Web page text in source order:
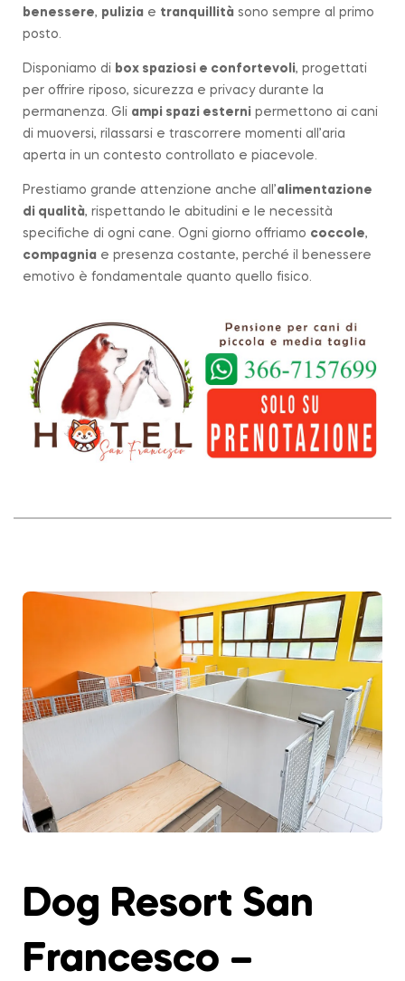
benessere, pulizia e tranquillità sono sempre al primo
posto.
Disponiamo di box spaziosi e confortevoli, progettati
per offrire riposo, sicurezza e privacy durante la
permanenza. Gli ampi spazi esterni permettono ai cani
di muoversi, rilassarsi e trascorrere momenti all’aria
aperta in un contesto controllato e piacevole.
Prestiamo grande attenzione anche all’alimentazione
di qualità, rispettando le abitudini e le necessità
specifiche di ogni cane. Ogni giorno offriamo coccole,
compagnia e presenza costante, perché il benessere
emotivo è fondamentale quanto quello fisico.
Dog Resort San
Francesco –